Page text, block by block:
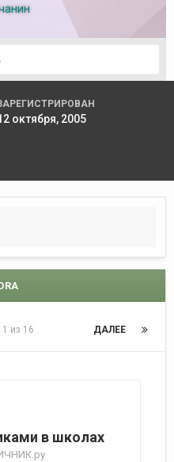
октября, 2005
ДАЛЕЕ
из 16
в школах